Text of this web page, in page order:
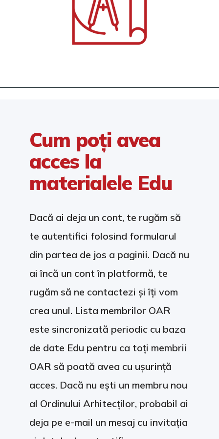
Cum poți avea
acces la
materialele Edu
Dacă ai deja un cont, te rugăm să
te autentifici folosind formularul
din partea de jos a paginii. Dacă nu
ai încă un cont în platformă, te
rugăm să ne contactezi și îți vom
crea unul. Lista membrilor OAR
este sincronizată periodic cu baza
de date Edu pentru ca toți membrii
OAR să poată avea cu ușurință
acces. Dacă nu ești un membru nou
al Ordinului Arhitecților, probabil ai
deja pe e-mail un mesaj cu invitația